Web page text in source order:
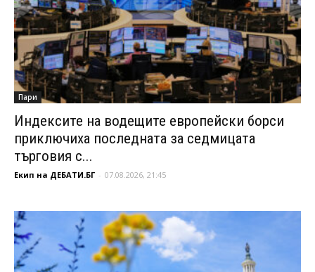
Пари
Индексите на водещите европейски борси
приключиха последната за седмицата
търговия с...
Екип на ДЕБАТИ.БГ - 07.08.2026, 21:45